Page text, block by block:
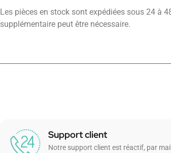
Les pièces en stock sont expédiées sous 24 à
supplémentaire peut être nécessaire.
Support client
Notre support client est réactif, par